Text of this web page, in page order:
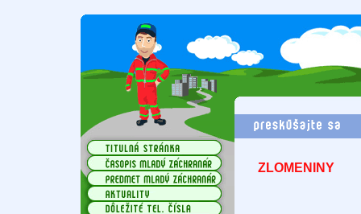
ZLOMENINY